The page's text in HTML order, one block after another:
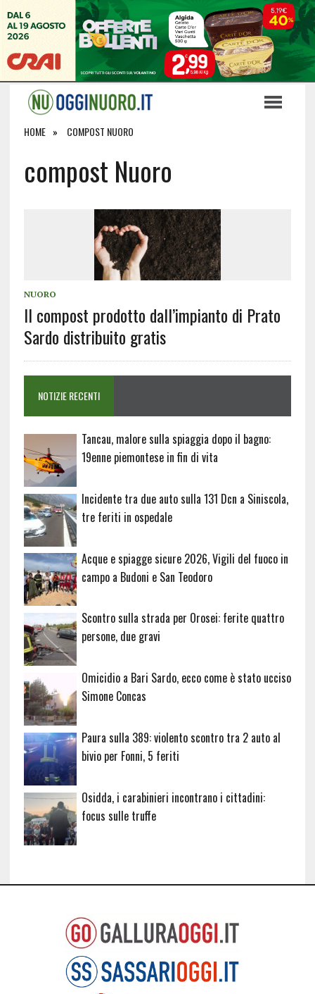
HOME COMPOST NUORO
compost Nuoro
NUORO
Il compost prodotto dall’impianto di Prato
Sardo distribuito gratis
NOTIZIE RECENTI
Tancau, malore sulla spiaggia dopo il bagno:
19enne piemontese in fin di vita
Incidente tra due auto sulla 131 Dcn a Siniscola,
tre feriti in ospedale
Acque e spiagge sicure 2026, Vigili del fuoco in
campo a Budoni e San Teodoro
Scontro sulla strada per Orosei: ferite quattro
persone, due gravi
Omicidio a Bari Sardo, ecco come è stato ucciso
Simone Concas
Paura sulla 389: violento scontro tra 2 auto al
bivio per Fonni, 5 feriti
Osidda, i carabinieri incontrano i cittadini:
focus sulle truffe